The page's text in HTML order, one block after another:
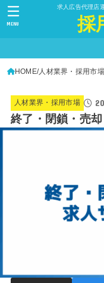
求人広告代理店
採
MENU
HOME 人材業界・採用市場
人材業界・採用市場
終了・閉鎖・売